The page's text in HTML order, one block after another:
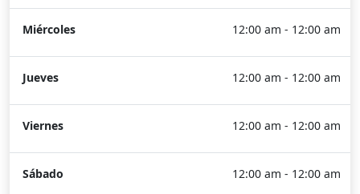
Miércoles 12:00 am - 12:00 am
Jueves 12:00 am - 12:00 am
Viernes 12:00 am - 12:00 am
Sábado 12:00 am - 12:00 am